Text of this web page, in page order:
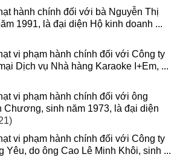
hành chính đối với bà Nguyễn Thị
1991, là đại diện Hộ kinh doanh ...
vi phạm hành chính đối với Công ty
Dịch vụ Nhà hàng Karaoke I+Em, ...
vi phạm hành chính đối với ông
Chương, sinh năm 1973, là đại diện
vi phạm hành chính đối với Công ty
Yêu, do ông Cao Lê Minh Khôi, sinh ...